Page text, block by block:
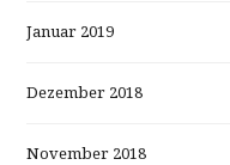
Januar 2019
Dezember 2018
November 2018